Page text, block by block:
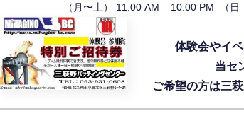
（月〜土） 11:00 AM – 10:00 PM （
体験会やイ
当セ
ご希望の方は三